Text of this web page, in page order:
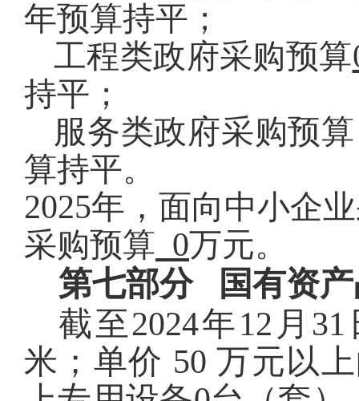
年预算持平 ；
工程类政府采购预算
持平 ；
服务类政府采购预算
算持平。
2025年， 面向中小企
采购预算 0万元。
第七部分
国有资
截至2024年12 月 31
米 ； 单价 50 万元以